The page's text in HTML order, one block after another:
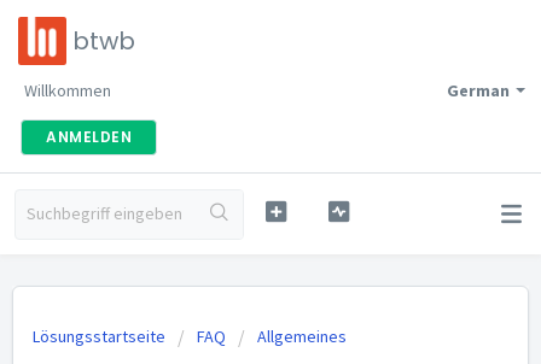
btwb
German
Willkommen
ANMELDEN
Lösungsstartseite FAQ Allgemeines